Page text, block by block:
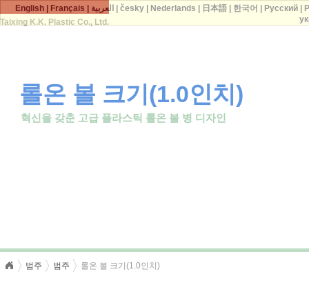
Taixing K.K. Plastic Co., Ltd.
롤온 볼 크기(1.0인치)
혁신을 갖춘 고급 플라스틱 롤온 볼 병 디자인
범주 범주 롤온 볼 크기(1.0인치)
English Français العربية |česky Nederlands 日本語 한국어 Русский